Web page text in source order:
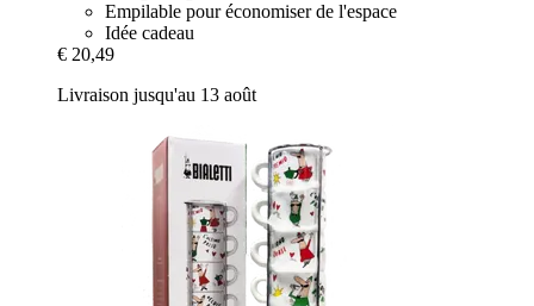
Empilable pour économiser de l'espace
Idée cadeau
€ 20,49
Livraison jusqu'au 13 août